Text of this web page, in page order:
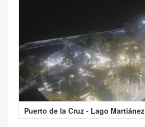
Puerto de la Cruz - Lago Martiánez